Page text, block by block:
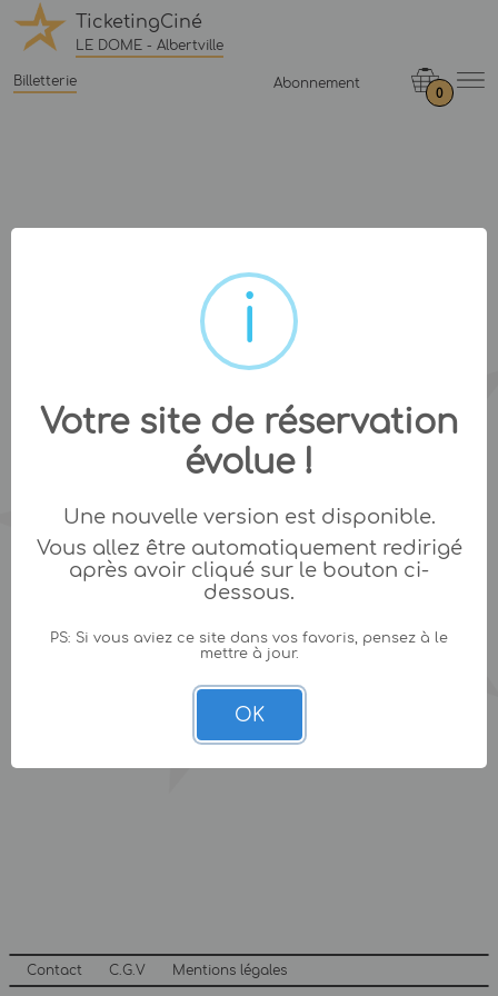
TicketingCiné
LE DOME - Albertville
Billetterie Abonnement
0
Contact C.G.V Mentions légales
Votre site de réservation
évolue !
Une nouvelle version est disponible.
Vous allez être automatiquement redirigé
après avoir cliqué sur le bouton ci-
dessous.
PS: Si vous aviez ce site dans vos favoris, pensez à le
mettre à jour.
OK